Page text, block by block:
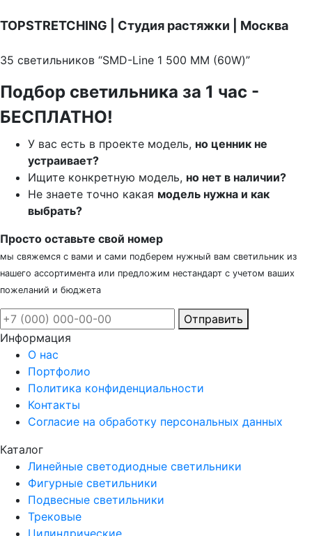
TOPSTRETCHING | Студия растяжки | Москва
35 светильников “SMD-Line 1 500 ММ (60W)”
Подбор светильника за 1 час -
БЕСПЛАТНО!
У вас есть в проекте модель, но ценник не
устраивает?
Ищите конкретную модель, но нет в наличии?
Не знаете точно какая модель нужна и как
выбрать?
Просто оставьте свой номер
мы свяжемся с вами и сами подберем нужный вам светильник из
нашего ассортимента или предложим нестандарт с учетом ваших
пожеланий и бюджета
Отправить
Информация
О нас
Портфолио
Политика конфиденциальности
Контакты
Согласие на обработку персональных данных
Каталог
Линейные светодиодные светильники
Фигурные светильники
Подвесные светильники
Трековые